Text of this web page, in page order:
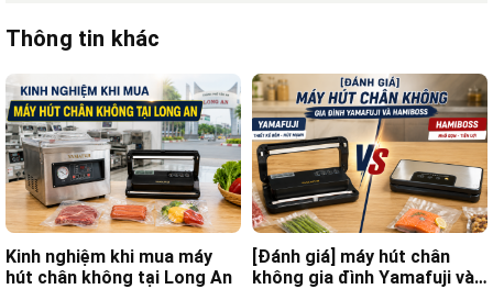
Thông tin khác
Kinh nghiệm khi mua máy
hút chân không tại Long An
[Đánh giá] máy hút chân
không gia đình Yamafuji và